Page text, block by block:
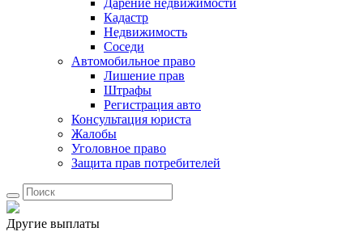
Дарение недвижимости
Кадастр
Недвижимость
Соседи
Автомобильное право
Лишение прав
Штрафы
Регистрация авто
Консультация юриста
Жалобы
Уголовное право
Защита прав потребителей
Другие выплаты